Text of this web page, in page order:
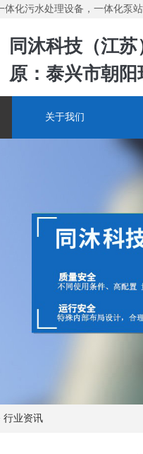
体化污水处理设备，一体化泵
同沐科技（江苏
原：泰兴市朝阳
关于我们
行业资讯